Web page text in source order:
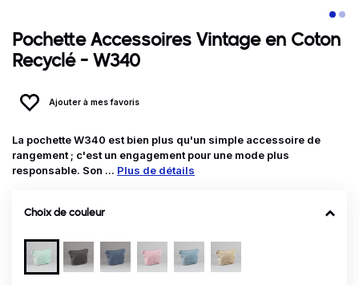
Pochette Accessoires Vintage en Coton
Recyclé - W340
Ajouter à mes favoris
La pochette W340 est bien plus qu'un simple accessoire de
rangement ; c'est un engagement pour une mode plus
responsable. Son ... Plus de détails
Choix de couleur